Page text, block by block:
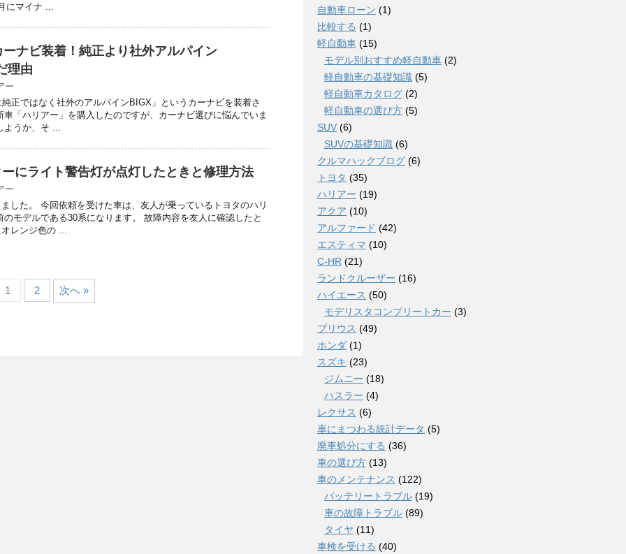
にマイナ ...
ナビ装着！純正より社外アルパイン
理由
ー
正ではなく社外のアルパインBIGX」というカーナビを装着さ
「ハリアー」を購入したのですが、カーナビ選びに悩んでいま
ようか、そ ...
にライト警告灯が点灯したときと修理方法
ー
した。 今回依頼を受けた車は、友人が乗っているトヨタのハリ
モデルである30系になります。 故障内容を友人に確認したと
レンジ色の ...
1 2 次へ »
自動車ローン (1)
比較する (1)
軽自動車 (15)
モデル別おすすめ軽自動車 (2)
軽自動車の基礎知識 (5)
軽自動車カタログ (2)
軽自動車の選び方 (5)
SUV (6)
SUVの基礎知識 (6)
クルマハックブログ (6)
トヨタ (35)
ハリアー (19)
アクア (10)
アルファード (42)
エスティマ (10)
C-HR (21)
ランドクルーザー (16)
ハイエース (50)
モデリスタコンプリートカー (3)
プリウス (49)
ホンダ (1)
スズキ (23)
ジムニー (18)
ハスラー (4)
レクサス (6)
車にまつわる統計データ (5)
廃車処分にする (36)
車の選び方 (13)
車のメンテナンス (122)
バッテリートラブル (19)
車の故障トラブル (89)
タイヤ (11)
車検を受ける (40)